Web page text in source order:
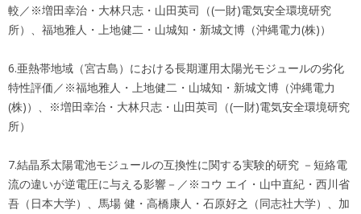
較／※増田幸治・大林只志・山田英司（(一財)電気安全環境研究
所）、福地雅人・上地健二・山城知・新城文博（沖縄電力(株)）
6.亜熱帯地域（宮古島）における長期運用太陽光モジュールの劣化
特性評価／※福地雅人・上地健二・山城知・新城文博（沖縄電力
(株)）、※増田幸治・大林只志・山田英司（(一財)電気安全環境研究
所）
7.結晶系太陽電池モジュールの互換性に関する実験的研究 －短絡電
流の違いが逆電圧に与える影響－／※コウ エイ・山中直紀・西川省
吾（日本大学）、馬場 健・高橋康人・石原好之（同志社大学）、加